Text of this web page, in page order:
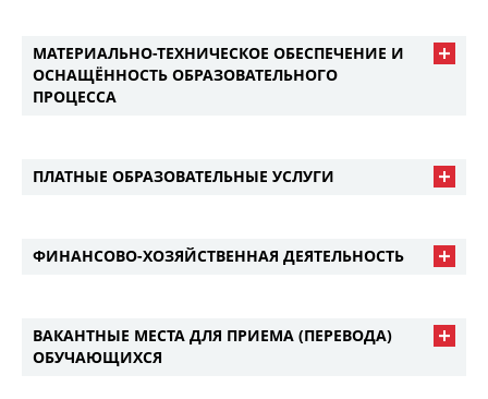
МАТЕРИАЛЬНО-ТЕХНИЧЕСКОЕ ОБЕСПЕЧЕНИЕ И
ОСНАЩЁННОСТЬ ОБРАЗОВАТЕЛЬНОГО
ПРОЦЕССА
ПЛАТНЫЕ ОБРАЗОВАТЕЛЬНЫЕ УСЛУГИ
ФИНАНСОВО-ХОЗЯЙСТВЕННАЯ ДЕЯТЕЛЬНОСТЬ
ВАКАНТНЫЕ МЕСТА ДЛЯ ПРИЕМА (ПЕРЕВОДА)
ОБУЧАЮЩИХСЯ